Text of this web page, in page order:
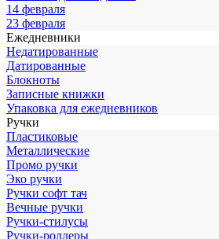
14 февраля
23 февраля
Ежедневники
Недатированные
Датированные
Блокноты
Записные книжки
Упаковка для ежедневников
Ручки
Пластиковые
Металлические
Промо ручки
Эко ручки
Ручки софт тач
Вечные ручки
Ручки-стилусы
Ручки-роллеры